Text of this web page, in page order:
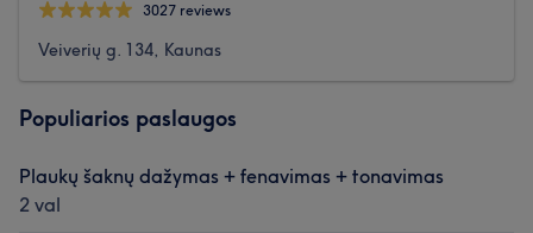
3027 reviews
Veiverių g. 134, Kaunas
Populiarios paslaugos
Plaukų šaknų dažymas + fenavimas + tonavimas
2 val